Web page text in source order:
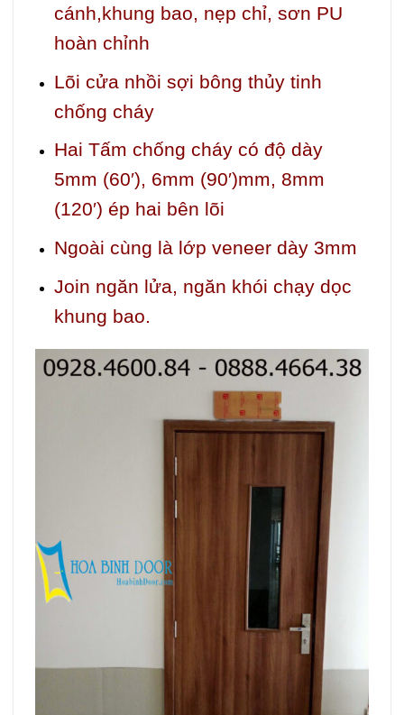
cánh,khung bao, nẹp chỉ, sơn PU
hoàn chỉnh
Lõi cửa nhồi sợi bông thủy tinh
chống cháy
Hai Tấm chống cháy có độ dày
5mm (60′), 6mm (90′)mm, 8mm
(120′) ép hai bên lõi
Ngoài cùng là lớp veneer dày 3mm
Join ngăn lửa, ngăn khói chạy dọc
khung bao.